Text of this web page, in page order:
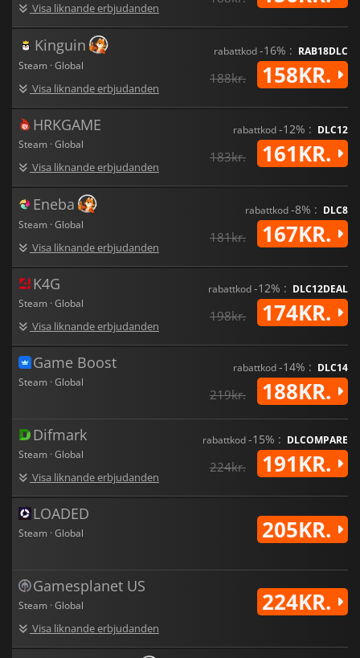
Visa liknande erbjudanden
Kinguin
Steam · Global
Visa liknande erbjudanden
rabattkod-16% : RAB18DLC
188kr. 158KR.
HRKGAME
Steam · Global
Visa liknande erbjudanden
rabattkod-12% : DLC12
183kr. 161KR.
Eneba
Steam · Global
Visa liknande erbjudanden
rabattkod-8% : DLC8
181kr. 167KR.
K4G
Steam · Global
Visa liknande erbjudanden
rabattkod-12% : DLC12DEAL
198kr. 174KR.
Game Boost
Steam · Global
rabattkod-14% : DLC14
219kr. 188KR.
Difmark
Steam · Global
Visa liknande erbjudanden
rabattkod-15% : DLCOMPARE
224kr. 191KR.
LOADED
Steam · Global 205KR.
Gamesplanet US
Steam · Global
Visa liknande erbjudanden
224KR.